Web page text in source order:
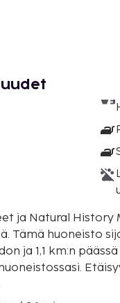
ja Natural History
ja 1,1 km:n